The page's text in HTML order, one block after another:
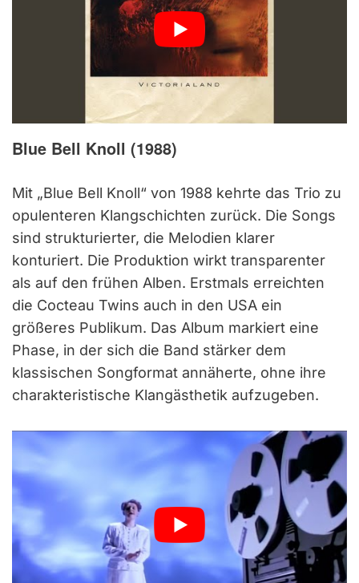
Blue Bell Knoll (1988)
Mit „Blue Bell Knoll“ von 1988 kehrte das Trio zu
opulenteren Klangschichten zurück. Die Songs
sind strukturierter, die Melodien klarer
konturiert. Die Produktion wirkt transparenter
als auf den frühen Alben. Erstmals erreichten
die Cocteau Twins auch in den USA ein
größeres Publikum. Das Album markiert eine
Phase, in der sich die Band stärker dem
klassischen Songformat annäherte, ohne ihre
charakteristische Klangästhetik aufzugeben.